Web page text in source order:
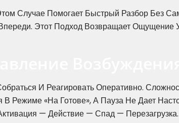
Случае Помогает Быстрый Разбор Без
Этот Подход Возвращает Ощущение
И Реагировать Оперативно.
Режиме «на Готове», А Пауза Не Дает
— Действие — Спад — Перезагрузка.